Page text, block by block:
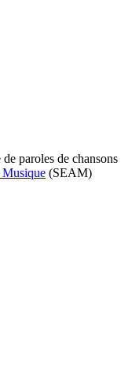
paroles de chansons
Musique (SEAM)